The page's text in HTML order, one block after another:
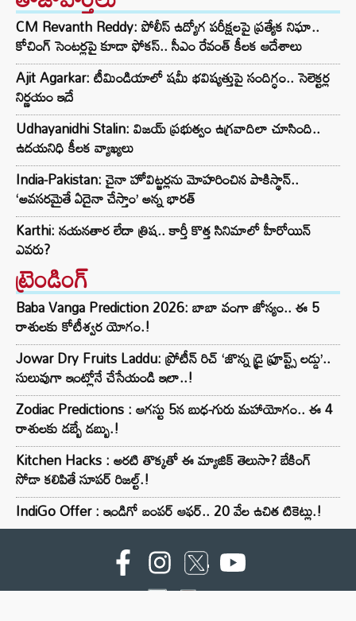
CM Revanth Reddy: పోలీస్ ఉద్యోగ పరీక్షలపై ప్రత్యేక నిఘా..
కోచింగ్ సెంటర్లపై కూడా ఫోకస్.. సీఎం రేవంత్ కీలక ఆదేశాలు
Ajit Agarkar: టీమిండియాలో షమీ భవిష్యత్తుపై సందిగ్ధం.. సెలెక్టర్ల
నిర్ణయం ఇదే
Udhayanidhi Stalin: విజయ్ ప్రభుత్వం ఉగ్రవాదిలా చూసింది..
ఉదయనిధి కీలక వ్యాఖ్యలు
India-Pakistan: చైనా హోవిట్జర్లను మోహరించిన పాకిస్థాన్..
‘అవసరమైతే ఏదైనా చేస్తాం’ అన్న భారత్
Karthi: నయనతార లేదా త్రిష.. కార్తీ కొత్త సినిమాలో హీరోయిన్
ఎవరు?
ట్రెండింగ్‌
Baba Vanga Prediction 2026: బాబా వంగా జోస్యం.. ఈ 5
రాశులకు కోటీశ్వర యోగం.!
Jowar Dry Fruits Laddu: ప్రోటీన్ రిచ్ ‘జొన్న డ్రై ఫ్రూప్ట్స్ లడ్డు’..
సులువుగా ఇంట్లోనే చేసేయండి ఇలా..!
Zodiac Predictions : ఆగస్టు 5న బుధ-గురు మహాయోగం.. ఈ 4
రాశులకు డబ్బే డబ్బు.!
Kitchen Hacks : అరటి తొక్కతో ఈ మ్యాజిక్ తెలుసా? బేకింగ్
సోడా కలిపితే సూపర్ రిజల్ట్.!
IndiGo Offer : ఇండిగో బంపర్ ఆఫర్.. 20 వేల ఉచిత టికెట్లు.!